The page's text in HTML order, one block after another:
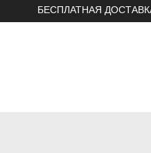
БЕСПЛАТНАЯ ДОСТАВКА ПО